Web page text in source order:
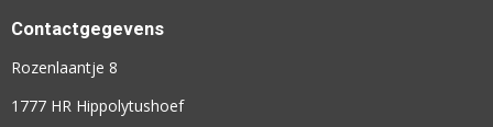
Contactgegevens
Rozenlaantje 8
1777 HR Hippolytushoef